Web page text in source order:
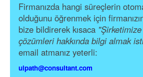
Firmanızda hangi süreçlerin
olduğunu öğrenmek için
bize bildirerek kısaca
çözümleri hakkında bilgi almak
email atmanız yeterli:
uipath@consultant.com